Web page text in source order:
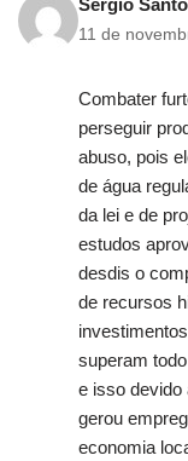
Sergio
11 de
Combater
perseguir
abuso, pois
de água
da lei e de
estudos
desdis o
de recursos
superam
e isso devido
gerou
economia